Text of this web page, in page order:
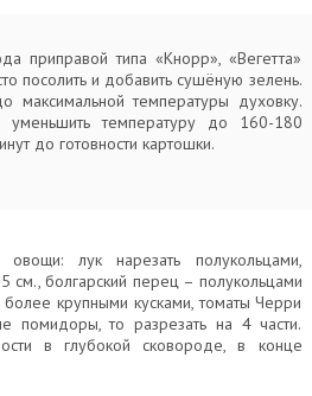
приправой типа «Кнорр», «Вегетта»
посолить и добавить сушёную зелень.
максимальной температуры духовку.
уменьшить температуру до 160-180
до готовности картошки.
лук нарезать полукольцами,
см., болгарский перец – полукольцами
крупными кусками, томаты Черри
помидоры, то разрезать на 4 части.
в глубокой сковороде, в конце